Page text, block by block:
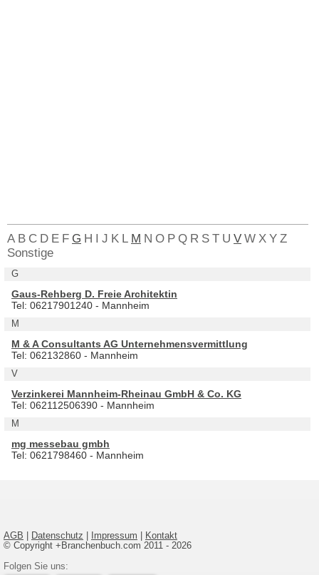
A B C D E F G H I J K L M N O P Q R S T U V W X Y Z
Sonstige
G
Gaus-Rehberg D. Freie Architektin
Tel: 06217901240 - Mannheim
M
M & A Consultants AG Unternehmensvermittlung
Tel: 062132860 - Mannheim
V
Verzinkerei Mannheim-Rheinau GmbH & Co. KG
Tel: 062112506390 - Mannheim
M
mg messebau gmbh
Tel: 0621798460 - Mannheim
AGB Datenschutz Impressum
Kontakt
© Copyright +Branchenbuch.com 2011 - 2026
Folgen Sie uns: